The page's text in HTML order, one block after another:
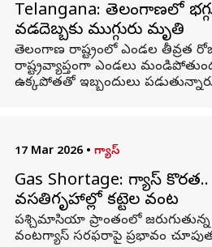
Telangana: తెలంగాణలో
వడదెబ్బకు ముగ్గురు మృతి
తెలంగాణ రాష్ట్రంలో ఎండల తీవ్రత
రాష్ట్రవ్యాప్తంగా ఎండలు
ఉక్కపోతతో ఇబ్బందులు
17 Mar 2026 • గ్యాస్
Gas Shortage: గ్యాస్ కొరత..
వసతిగృహాల్లో కట్టెల వంట
పశ్చిమాసియా ప్రాంతంలో
వంటగ్యాస్‌ సరఫరాపై ప్రభావం